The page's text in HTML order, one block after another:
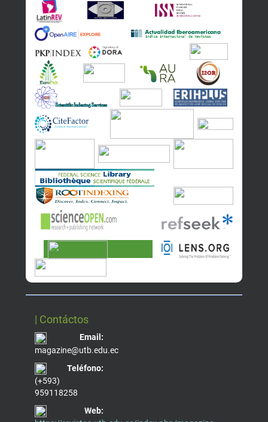
| Contáctos
Email:
magazine@utb.edu.ec
Teléfono:
(+593)
959118258
Web: